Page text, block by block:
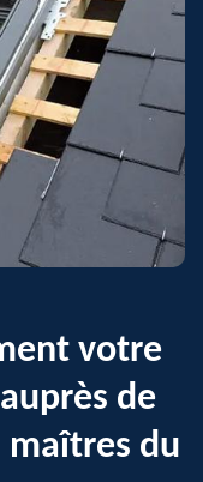
votre
de
maîtres du